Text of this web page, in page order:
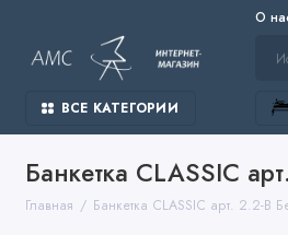
О
ВСЕ КАТЕГОРИИ
Банкетка CLASSIC
Главная Банкетка CLASSIC арт. 2.2-В